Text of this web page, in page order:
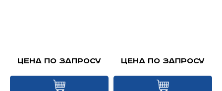
Цена по запросу Цена по запросу